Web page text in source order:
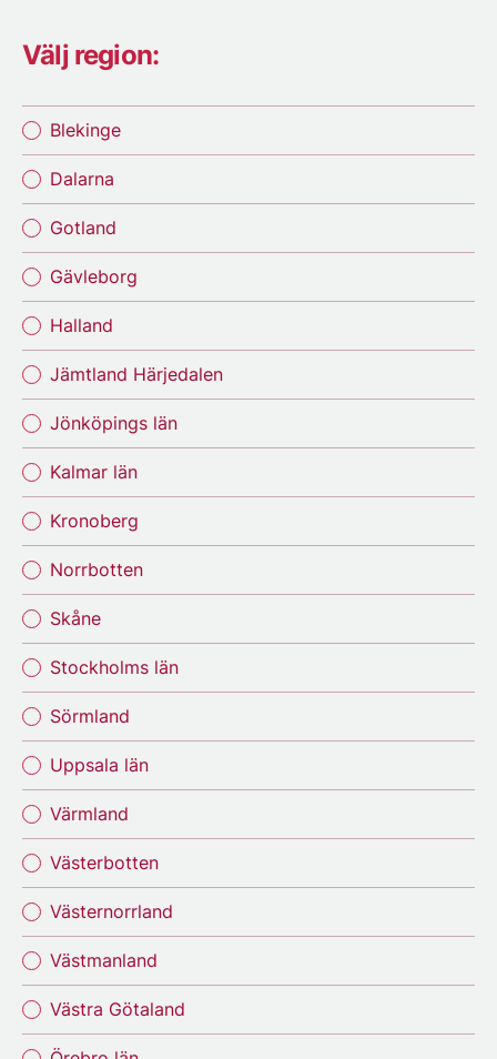
Välj region:
Blekinge
Dalarna
Gotland
Gävleborg
Halland
Jämtland Härjedalen
Jönköpings län
Kalmar län
Kronoberg
Norrbotten
Skåne
Stockholms län
Sörmland
Uppsala län
Värmland
Västerbotten
Västernorrland
Västmanland
Västra Götaland